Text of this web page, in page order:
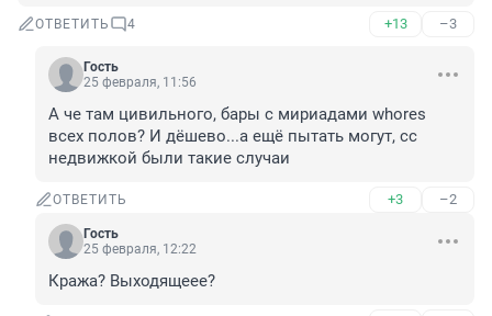
ОТВЕТИТЬ 4 +13 –3
Гость
25 февраля, 11:56
А че там цивильного, бары с мириадами whores
всех полов? И дёшево...а ещё пытать могут, сс
недвижкой были такие случаи
ОТВЕТИТЬ +3 –2
Гость
25 февраля, 12:22
Кража? Выходящеее?